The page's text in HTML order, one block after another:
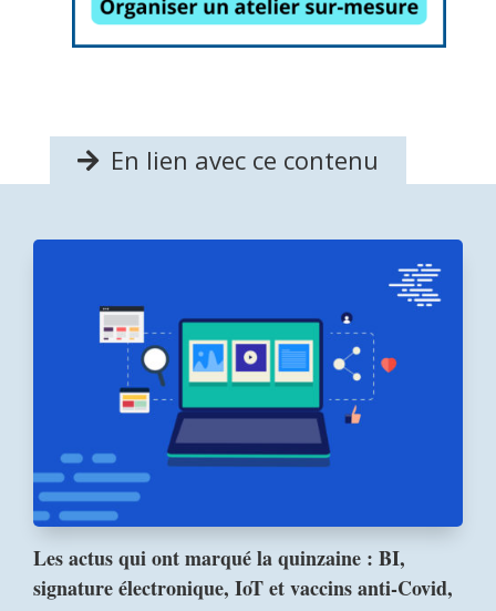
En lien avec ce contenu
Les actus qui ont marqué la quinzaine : BI,
signature électronique, IoT et vaccins anti-Covid,